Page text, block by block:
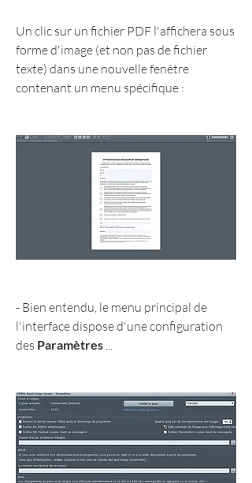
Un clic sur un fichier PDF l'affichera sous
forme d'image (et non pas de fichier
texte) dans une nouvelle fenêtre
contenant un menu spécifique :
- Bien entendu, le menu principal de
l'interface dispose d'une configuration
des Paramètres